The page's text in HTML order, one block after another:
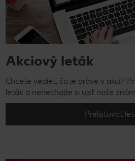
Akciový leták
Chcete vedieť, čo je práve v akcii?
leták a nenechajte si ujsť naše
Prelistovať